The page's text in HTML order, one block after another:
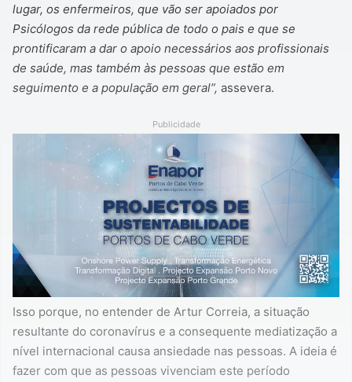
lugar, os enfermeiros, que vão ser apoiados por
Psicólogos da rede pública de todo o pais e que se
prontificaram a dar o apoio necessários aos profissionais
de saúde, mas também às pessoas que estão em
seguimento e a população em geral”, assevera.
Publicidade
Isso porque, no entender de Artur Correia, a situação
resultante do coronavírus e a consequente mediatização a
nível internacional causa ansiedade nas pessoas. A ideia é
fazer com que as pessoas vivenciam este período